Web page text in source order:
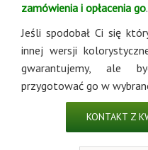
zamówienia i opłacenia go.
Jeśli spodobał Ci się
innej wersji
gwarantujemy, ale
przygotować go w
KONTAKT Z